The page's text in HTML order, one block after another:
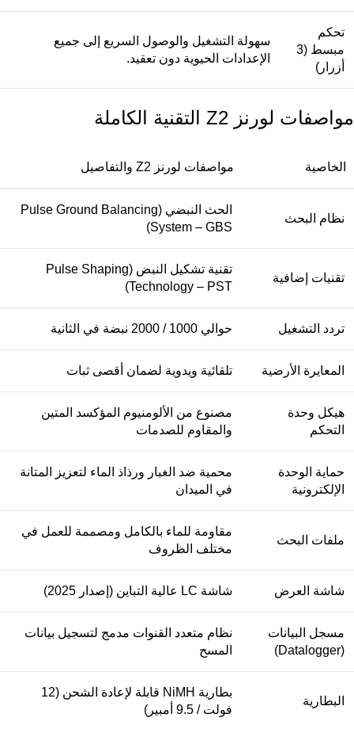
تحكم
مبسط (3
أزرار)
سهولة التشغيل والوصول السريع إلى جميع
الإعدادات الحيوية دون تعقيد.
مواصفات لورنز Z2 التقنية الكاملة
الخاصية مواصفات لورنز Z2 والتفاصيل
نظام البحث
الحث النبضي (Pulse Ground Balancing
System – GBS)
تقنيات إضافية
تقنية تشكيل النبض (Pulse Shaping
Technology – PST)
تردد التشغيل حوالي 1000 / 2000 نبضة في الثانية
المعايرة الأرضية تلقائية ويدوية لضمان أقصى ثبات
هيكل وحدة
التحكم
مصنوع من الألومنيوم المؤكسد المتين
والمقاوم للصدمات
حماية الوحدة
الإلكترونية
محمية ضد الغبار ورذاذ الماء لتعزيز المتانة
في الميدان
ملفات البحث
مقاومة للماء بالكامل ومصممة للعمل في
مختلف الظروف
شاشة العرض شاشة LC عالية التباين (إصدار 2025)
مسجل البيانات
(Datalogger)
نظام متعدد القنوات مدمج لتسجيل بيانات
المسح
البطارية
بطارية NiMH قابلة لإعادة الشحن (12
فولت / 9.5 أمبير)